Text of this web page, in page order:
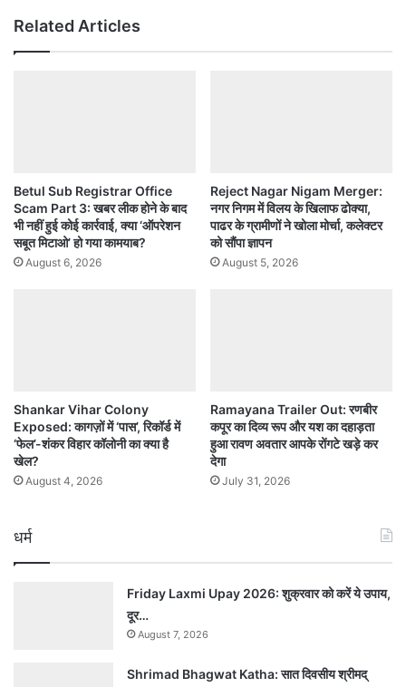
Related Articles
Betul Sub Registrar Office
Scam Part 3: खबर लीक होने के बाद
भी नहीं हुई कोई कार्रवाई, क्या ‘ऑपरेशन
सबूत मिटाओ’ हो गया कामयाब?
August 6, 2026
Reject Nagar Nigam Merger:
नगर निगम में विलय के खिलाफ ढोक्या,
पाढर के ग्रामीणों ने खोला मोर्चा, कलेक्टर
को सौंपा ज्ञापन
August 5, 2026
Shankar Vihar Colony
Exposed: कागज़ों में ‘पास’, रिकॉर्ड में
‘फेल’-शंकर विहार कॉलोनी का क्या है
खेल?
August 4, 2026
Ramayana Trailer Out: रणबीर
कपूर का दिव्य रूप और यश का दहाड़ता
हुआ रावण अवतार आपके रोंगटे खड़े कर
देगा
July 31, 2026
धर्म
Friday Laxmi Upay 2026: शुक्रवार को करें ये उपाय,
दूर…
August 7, 2026
Shrimad Bhagwat Katha: सात दिवसीय श्रीमद्